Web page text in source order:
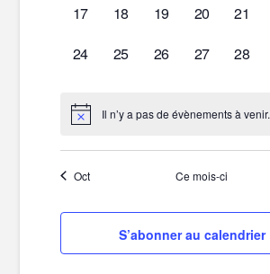
0
17
0
18
0
19
0
20
0
21
0
24
0
25
0
26
0
27
0
28
Il n’y a pas de évènements à venir.
Oct Ce mois-ci
S’abonner au calendrier